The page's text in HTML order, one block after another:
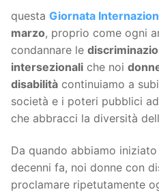
questa Giornata
marzo, proprio come ogni
condannare le
intersezionali che noi
disabilità continuiamo a
società e i poteri pubblici
che abbracci la diversità
Da quando abbiamo
decenni fa, noi donne con
proclamare ripetutamente